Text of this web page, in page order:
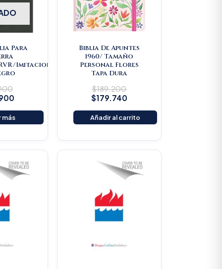
Para
Imitacion
más
Biblia De Apuntes
1960/ Tamaño
Personal Flores
Tapa Dura
$189.200
$179.740
Añadir al carrito